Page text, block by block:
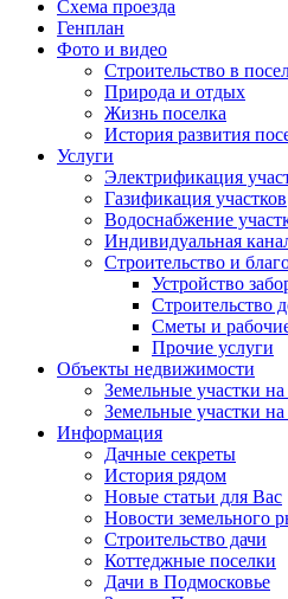
Схема проезда
Генплан
Фото и видео
Строительство в
Природа и отдых
Жизнь поселка
История развития
Услуги
Электрификация
Газификация участков
Водоснабжение
Индивидуальная
Строительство и
Устройство
Строительство
Сметы и
Прочие услуги
Объекты недвижимости
Земельные участки
Земельные участки
Информация
Дачные секреты
История рядом
Новые статьи для Вас
Новости земельного
Строительство дачи
Коттеджные поселки
Дачи в Подмосковье